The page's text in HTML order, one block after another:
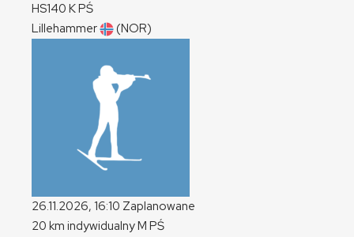
HS140 KPŚ
Lillehammer
(NOR)
26.11.2026, 16:10 Zaplanowane
20 km indywidualnyM PŚ